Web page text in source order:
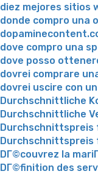
diez mejores sitios
donde compro una
dove compro una
dove posso
dovrei comprare
dovrei uscire con
Durchschnittliche
Durchschnittliche
Durchschnittspreis
Durchschnittspreis
DГ©couvrez la
DГ©finition des